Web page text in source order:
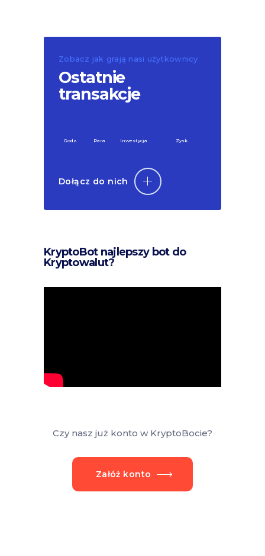
Zobacz jak grają nasi użytkownicy
Ostatnie
transakcje
Godz. Para Inwestycja Zysk
Dołącz do nich
KryptoBot najlepszy bot do
Kryptowalut?
Czy nasz już konto w KryptoBocie?
Załóż konto